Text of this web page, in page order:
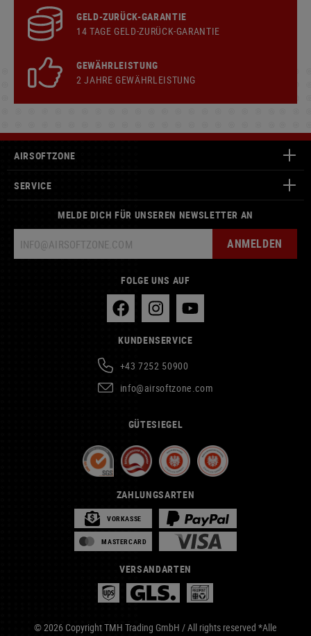
GELD-ZURÜCK-GARANTIE
14 TAGE GELD-ZURÜCK-GARANTIE
GEWÄHRLEISTUNG
2 JAHRE GEWÄHRLEISTUNG
AIRSOFTZONE
SERVICE
MELDE DICH FÜR UNSEREN NEWSLETTER AN
ANMELDEN
FOLGE UNS AUF
KUNDENSERVICE
+43 7252 50900
info@airsoftzone.com
GÜTESIEGEL
ZAHLUNGSARTEN
VORKASSE
MASTERCARD
VERSANDARTEN
© 2026 Copyright TMH Trading GmbH / All rights reserved *Alle